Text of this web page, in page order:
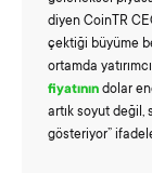
diyen CoinTR
çektiği büyüme
ortamda
fiyatının dolar
artık soyut değil,
gösteriyor”